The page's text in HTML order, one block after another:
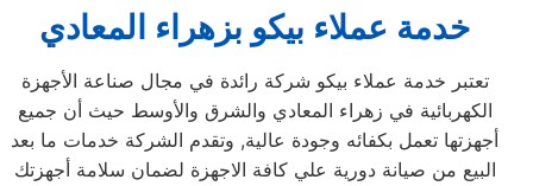
خدمة عملاء بيكو بزهراء المعادي
تعتبر خدمة عملاء بيكو شركة رائدة في مجال صناعة الأجهزة
الكهربائية في زهراء المعادي والشرق والأوسط حيث أن جميع
أجهزتها تعمل بكفائه وجودة عالية, وتقدم الشركة خدمات ما بعد
البيع من صيانة دورية علي كافة الاجهزة لضمان سلامة أجهزتك